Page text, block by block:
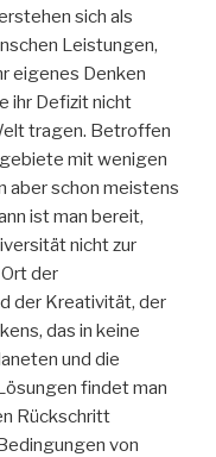
sich als
Leistungen,
eigenes Denken
ihr Defizit nicht
tragen. Betroffen
mit wenigen
aber schon meistens
ist man bereit,
nicht zur
der
der Kreativität, der
das in keine
und die
findet man
Rückschritt
von